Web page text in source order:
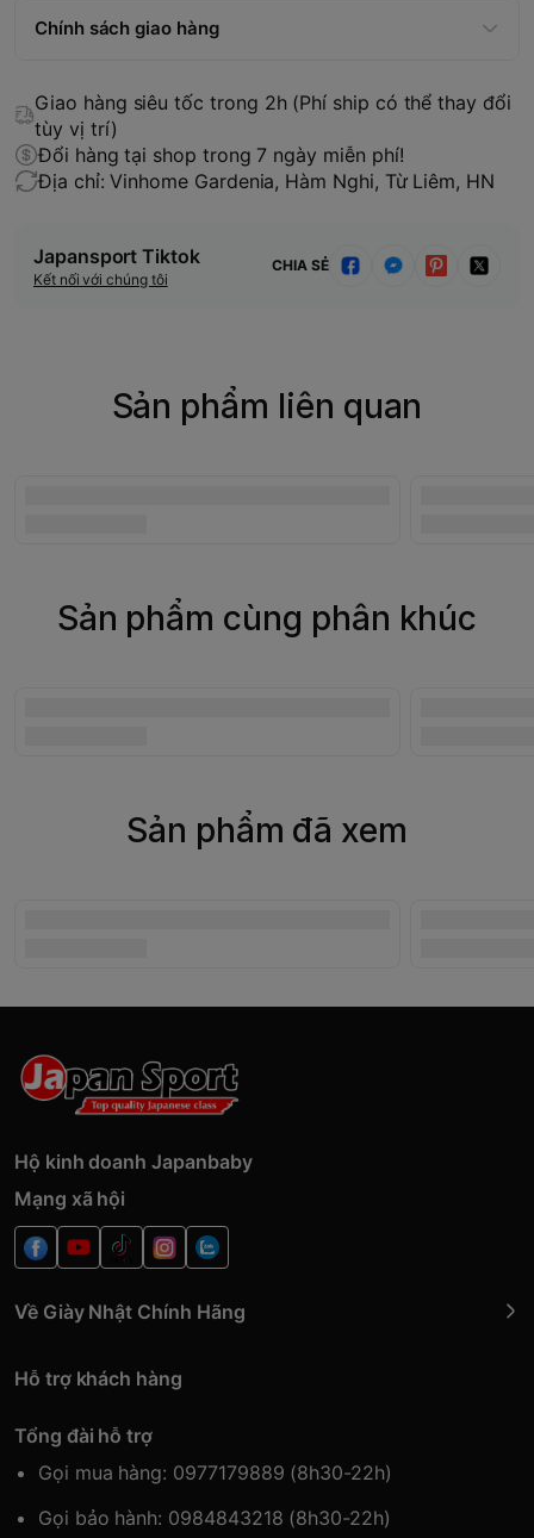
Chính sách giao hàng
Giao hàng siêu tốc trong 2h (Phí ship có thể thay đổi
tùy vị trí)
Đổi hàng tại shop trong 7 ngày miễn phí!
Địa chỉ: Vinhome Gardenia, Hàm Nghi, Từ Liêm, HN
Japansport Tiktok
Kết nối với chúng tôi
CHIA SẺ
Sản phẩm liên quan
Sản phẩm cùng phân khúc
Sản phẩm đã xem
Hộ kinh doanh Japanbaby
Mạng xã hội
Về Giày Nhật Chính Hãng
Hỗ trợ khách hàng
Tổng đài hỗ trợ
Gọi mua hàng: 0977179889 (8h30-22h)
Gọi bảo hành: 0984843218 (8h30-22h)